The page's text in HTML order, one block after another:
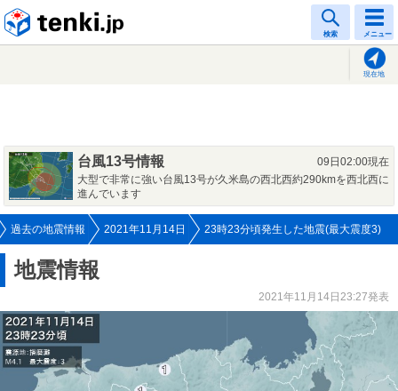
検索 メニュー
現在地
台風13号情報
09日02:00現在
大型で非常に強い台風13号が久米島の西北西約290kmを西北西に
進んでいます
過去の地震情報 2021年11月14日 23時23分頃発生した地震(最大震度3)
地震情報
2021年11月14日23:27発表